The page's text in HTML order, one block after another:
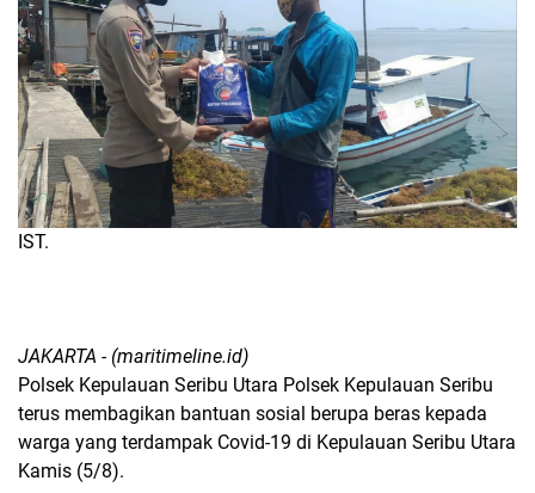
IST.
JAKARTA - (maritimeline.id)
Polsek Kepulauan Seribu Utara Polsek Kepulauan Seribu
terus membagikan bantuan sosial berupa beras kepada
warga yang terdampak Covid-19 di Kepulauan Seribu Utara
Kamis (5/8).